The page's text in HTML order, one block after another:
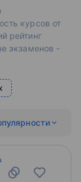
курсов от
рейтинг
экзаменов -